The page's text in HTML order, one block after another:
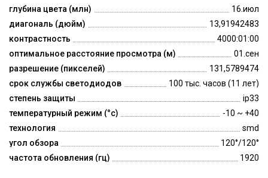
глубина цвета (млн)
16.июл
диагональ (дюйм)
13,91942483
контрастность
4000:01:00
оптимальное расстояние просмотра (м)
01.сен
разрешение (пикселей)
131,5789474
срок службы светодиодов
100 тыс. часов (11 лет)
степень защиты
ip33
температурный режим (°c)
-10 ~ +40
технология
smd
угол обзора
120°/120°
частота обновления (гц)
1920